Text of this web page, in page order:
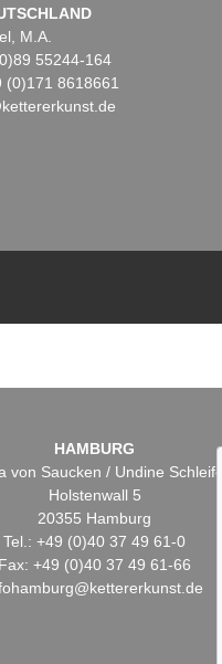
M.A.
55244-164
(0)171 8618661
HAMBURG
von Saucken / Undine Schleifer
Holstenwall 5
20355 Hamburg
Tel.: +49 (0)40 37 49 61-0
Fax: +49 (0)40 37 49 61-66